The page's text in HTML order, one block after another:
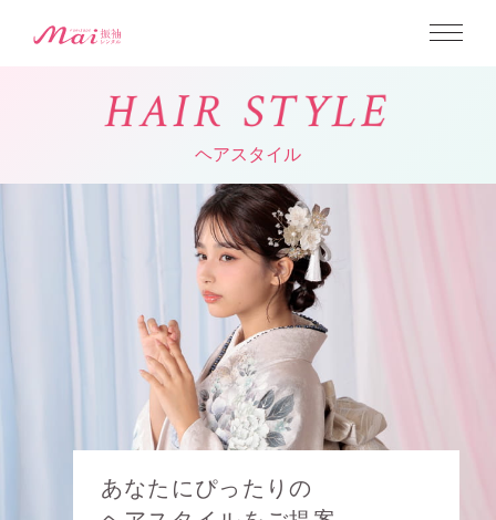
HAIR STYLE
ヘアスタイル
あなたにぴったりの